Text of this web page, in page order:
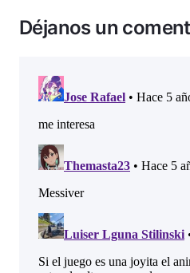
Déjanos un